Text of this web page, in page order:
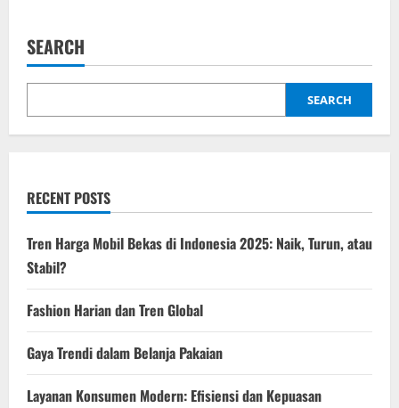
t
i
o
SEARCH
SEARCH
RECENT POSTS
Tren Harga Mobil Bekas di Indonesia 2025: Naik, Turun, atau
Stabil?
Fashion Harian dan Tren Global
Gaya Trendi dalam Belanja Pakaian
Layanan Konsumen Modern: Efisiensi dan Kepuasan